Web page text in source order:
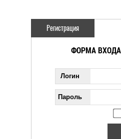
Регистрация
ФОРМА
Логин
Пароль